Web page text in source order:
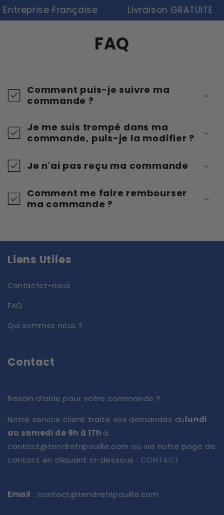
Française Livraison GRATUITE
FAQ
Comment puis-je suivre ma
commande ?
Je me suis trompé dans ma
commande, puis-je la modifier ?
Je n'ai pas reçu ma commande
Comment me faire rembourser
ma commande ?
Liens Utiles
Contactez-nous
FAQ
Qui sommes nous ?
Contact
Besoin d’aide pour votre commande ?
Notre service client traite vos demandes dulundi
au samedi de 9h à 17h à
contact@tendrefripouille.com ou via notre page de
contact en cliquant ci-dessous : CONTACT
Email : contact@tendrefripouille.com